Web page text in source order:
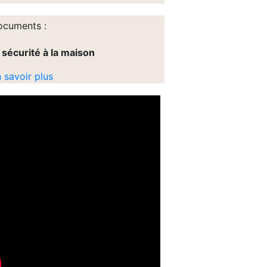
:
sécurité à la maison
savoir plus